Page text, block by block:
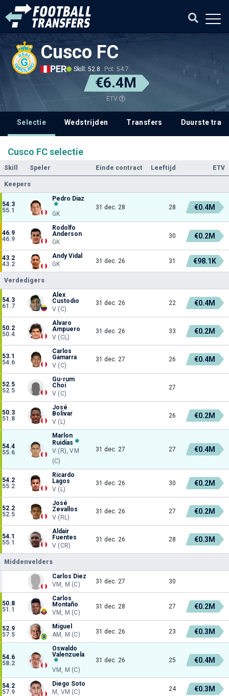
Cusco FC
PER Skill: 52.8 Pot: 54.7
€6.4M
ETV
Selectie Wedstrijden Transfers Duurste
Cusco FC selectie
Skill Speler Einde contract Leeftijd ETV
Keepers
54.3
55.1
Pedro Diaz
GK
31 dec. 28 28 €0.4M
46.9
46.9
Rodolfo
Anderson
GK
30 €0.2M
43.2
43.2
Andy Vidal
GK
31 dec. 26 31 €98.1K
Verdedigers
54.3
61.7
Alex
Custodio
V (C)
31 dec. 26 22 €0.4M
50.2
50.4
Alvaro
Ampuero
V (CL)
31 dec. 26 33 €0.2M
53.1
54.6
Carlos
Gamarra
V (C)
31 dec. 27 26 €0.4M
52.5
52.5
Gu-rum
Choi
V (C)
27
50.3
51.8
José
Bolívar
V (L)
26 €0.2M
54.4
55.6
Marlon
Ruidías
V (R), VM
(C)
31 dec. 27 27 €0.4M
54.2
55.2
Ricardo
Lagos
V (L)
31 dec. 26 30 €0.2M
52.2
52.5
José
Zevallos
V (RL)
31 dec. 26 27 €0.2M
54.1
55.1
Aldair
Fuentes
V (CR)
31 dec. 26 28 €0.3M
Middenvelders
Carlos Diez
VM, M (C)
31 dec. 27 30
50.8
51.1
Carlos
Montaño
VM, M (C)
31 dec. 28 27 €0.2M
52.9
57.5
Miguel
AM, M (C)
31 dec. 26 23 €0.3M
54.6
58.2
Oswaldo
Valenzuela
VM, M (C)
31 dec. 26 25 €0.4M
54.2
57.9
Diego Soto
M, VM (C)
24 €0.3M